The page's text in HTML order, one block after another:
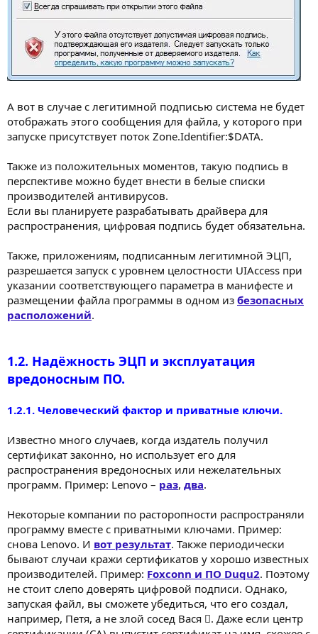
А вот в случае с легитимной подписью система не будет
отображать этого сообщения для файла, у которого при
запуске присутствует поток Zone.Identifier:$DATA.
Также из положительных моментов, такую подпись в
перспективе можно будет внести в белые списки
производителей антивирусов.
Если вы планируете разрабатывать драйвера для
распространения, цифровая подпись будет обязательна.
Также, приложениям, подписанным легитимной ЭЦП,
разрешается запуск с уровнем целостности UIAccess при
указании соответствующего параметра в манифесте и
размещении файла программы в одном из безопасных
расположений.
1.2. Надёжность ЭЦП и эксплуатация
вредоносным ПО.
1.2.1. Человеческий фактор и приватные ключи.
Известно много случаев, когда издатель получил
сертификат законно, но использует его для
распространения вредоносных или нежелательных
программ. Пример: Lenovo – раз, два.
Некоторые компании по расторопности распространяли
программу вместе с приватными ключами. Пример:
снова Lenovo. И вот результат. Также периодически
бывают случаи кражи сертификатов у хорошо известных
производителей. Пример: Foxconn и ПО Duqu2. Поэтому
не стоит слепо доверять цифровой подписи. Однако,
запуская файл, вы сможете убедиться, что его создал,
например, Петя, а не злой сосед Вася . Даже если центр